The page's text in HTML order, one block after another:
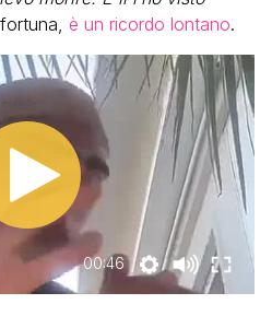
è un ricordo lontano.
00:46